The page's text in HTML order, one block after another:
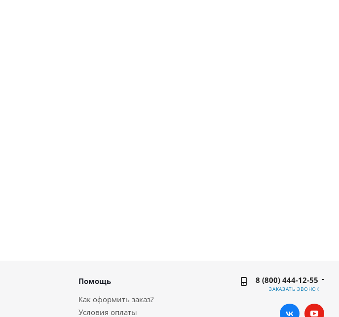
Помощь
Как оформить заказ?
Условия оплаты
8 (800) 444-12-55
ЗАКАЗАТЬ ЗВОНОК